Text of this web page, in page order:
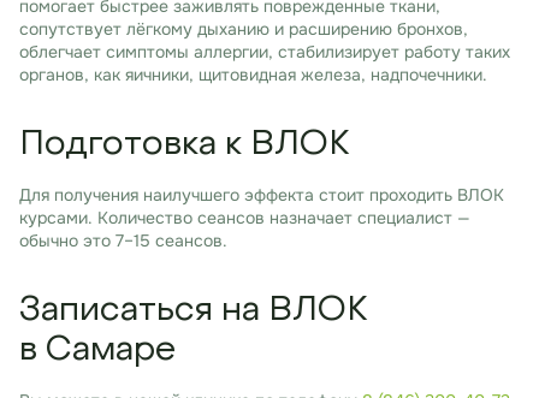
помогает быстрее заживлять поврежденные ткани,
сопутствует лёгкому дыханию и расширению бронхов,
облегчает симптомы аллергии, стабилизирует работу таких
органов, как яичники, щитовидная железа, надпочечники.
Подготовка к ВЛОК
Для получения наилучшего эффекта стоит проходить ВЛОК
курсами. Количество сеансов назначает специалист —
обычно это 7–15 сеансов.
Записаться на ВЛОК
в Самаре